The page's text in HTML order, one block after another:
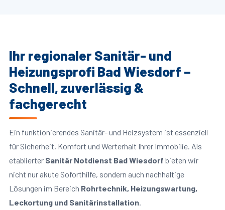
Ihr regionaler Sanitär- und
Heizungsprofi Bad Wiesdorf –
Schnell, zuverlässig &
fachgerecht
Ein funktionierendes Sanitär- und Heizsystem ist essenziell
für Sicherheit, Komfort und Werterhalt Ihrer Immobilie. Als
etablierter Sanitär Notdienst Bad Wiesdorf bieten wir
nicht nur akute Soforthilfe, sondern auch nachhaltige
Lösungen im Bereich Rohrtechnik, Heizungswartung,
Leckortung und Sanitärinstallation.